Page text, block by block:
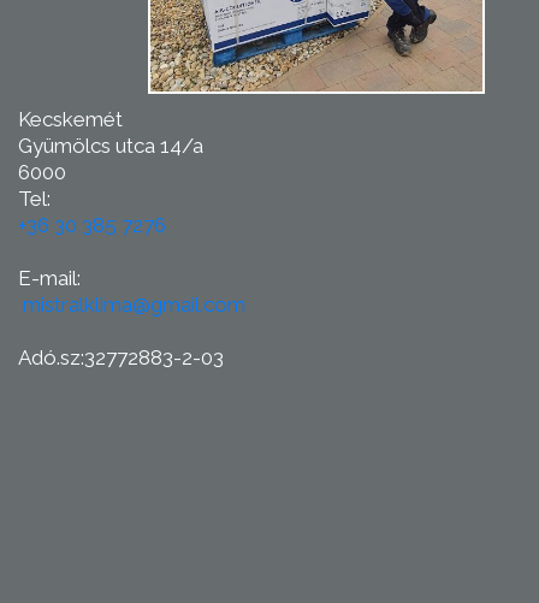
Kecskemét
Gyümölcs utca 14/a
6000
Tel:
+36 30 385 7276
E-mail:
mistralklima@gmail.com
Adó.sz:32772883-2-03